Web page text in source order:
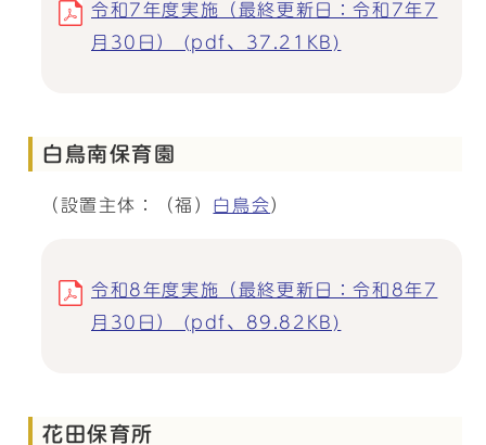
令和7年度実施（最終更新日：令和7年7
月30日） (pdf、37.21KB)
白鳥南保育園
（設置主体：（福） 白鳥会）
令和8年度実施（最終更新日：令和8年7
月30日） (pdf、89.82KB)
花田保育所